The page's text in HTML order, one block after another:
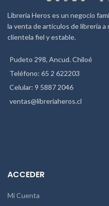
Librería Heros es un negocio
la venta de artículos de librería a
clientela fiel y estable.
Pudeto 298, Ancud. Chiloé
Teléfono: 65 2 622203
Celular: 9 5887 2046
ventas@libreriaheros.cl
ACCEDER
Mi Cuenta